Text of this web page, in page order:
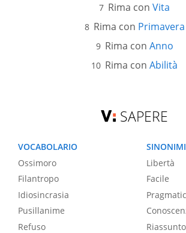
Rima con Vita
Rima con Primavera
Rima con Anno
Rima con Abilità
SAPERE
VOCABOLARIO
Ossimoro
Filantropo
Idiosincrasia
Pusillanime
Refuso
Libertà
Facile
Riassunto